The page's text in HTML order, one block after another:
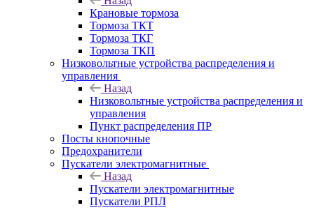
Крановые тормоза
Тормоза ТКТ
Тормоза ТКГ
Тормоза ТКП
Низковольтные устройства распределения и
управления
Назад
Низковольтные устройства распределения и
управления
Пункт распределения ПР
Посты кнопочные
Предохранители
Пускатели электромагнитные
Назад
Пускатели электромагнитные
Пускатели РПЛ